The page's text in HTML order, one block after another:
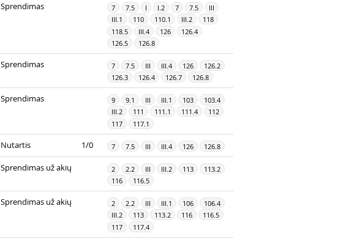
Sprendimas 7 7.5 I I.2 7 7.5
III
III.1
110 110.1 III.2
118
118.5
III.4 126
126.4
126.5
126.8
Sprendimas 7 7.5 III III.4 126
126.2
126.3
126.4 126.7 126.8
Sprendimas 9 9.1 III III.1 103
103.4
III.2
111 111.1 111.4
112
117
117.1
Nutartis 1/0 7 7.5 III III.4 126 126.8
Sprendimas už akių 2 2.2 III III.2 113
113.2
116
116.5
Sprendimas už akių 2 2.2 III III.1 106
106.4
III.2
113 113.2 116
116.5
117
117.4